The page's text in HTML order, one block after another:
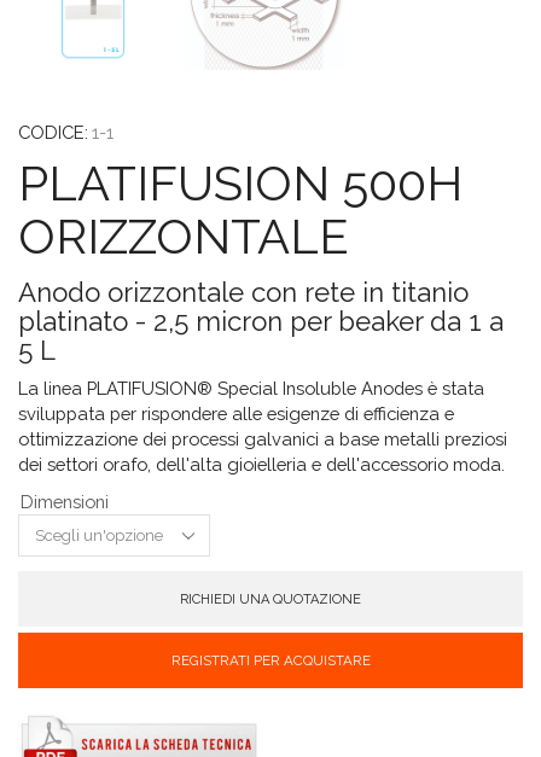
CODICE: 1-1
PLATIFUSION 500H
ORIZZONTALE
Anodo orizzontale con rete in titanio
platinato - 2,5 micron per beaker da 1 a
5 L
La linea PLATIFUSION® Special Insoluble Anodes è stata
sviluppata per rispondere alle esigenze di efficienza e
ottimizzazione dei processi galvanici a base metalli preziosi
dei settori orafo, dell'alta gioielleria e dell'accessorio moda.
Dimensioni
RICHIEDI UNA QUOTAZIONE
REGISTRATI PER ACQUISTARE